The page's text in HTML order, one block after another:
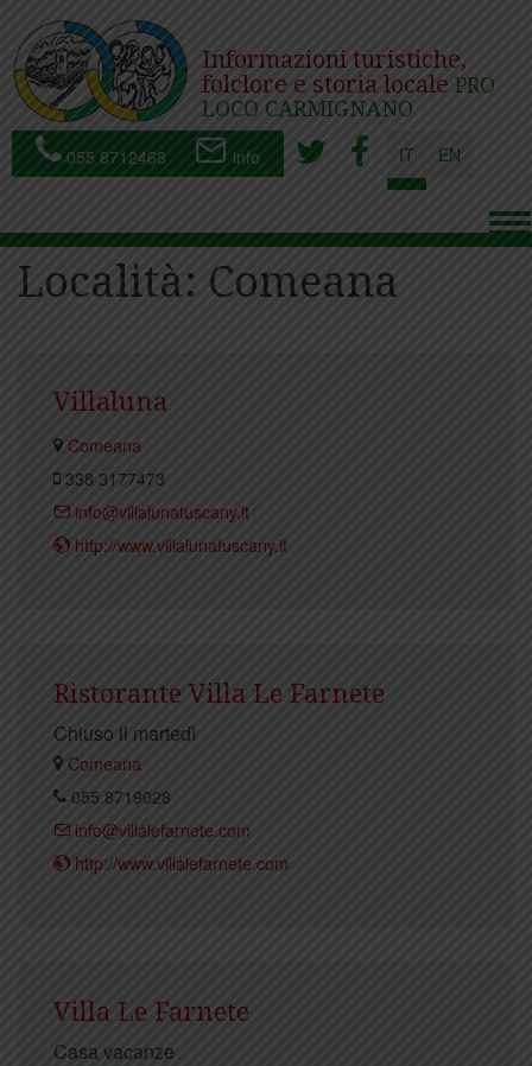
Informazioni turistiche,
folclore e storia locale PRO
LOCO CARMIGNANO
055 8712468 info IT EN
Località: Comeana
Villaluna
Comeana
338 3177473
info@villalunatuscany.it
http://www.villalunatuscany.it
Ristorante Villa Le Farnete
Chiuso il martedì
Comeana
055.8719028
info@villalefarnete.com
http://www.villalefarnete.com
Villa Le Farnete
Casa vacanze